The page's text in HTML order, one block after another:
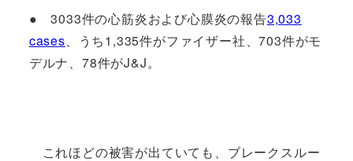
● 3033件の心筋炎および心膜炎の報告3,033
cases、うち1,335件がファイザー社、703件がモ
デルナ、78件がJ&J。
これほどの被害が出ていても、ブレークスルー